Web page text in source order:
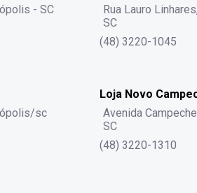
- SC
Rua Lauro
SC
(48) 3220-1045
sc
Loja Novo
Avenida
SC
(48) 3220-1310